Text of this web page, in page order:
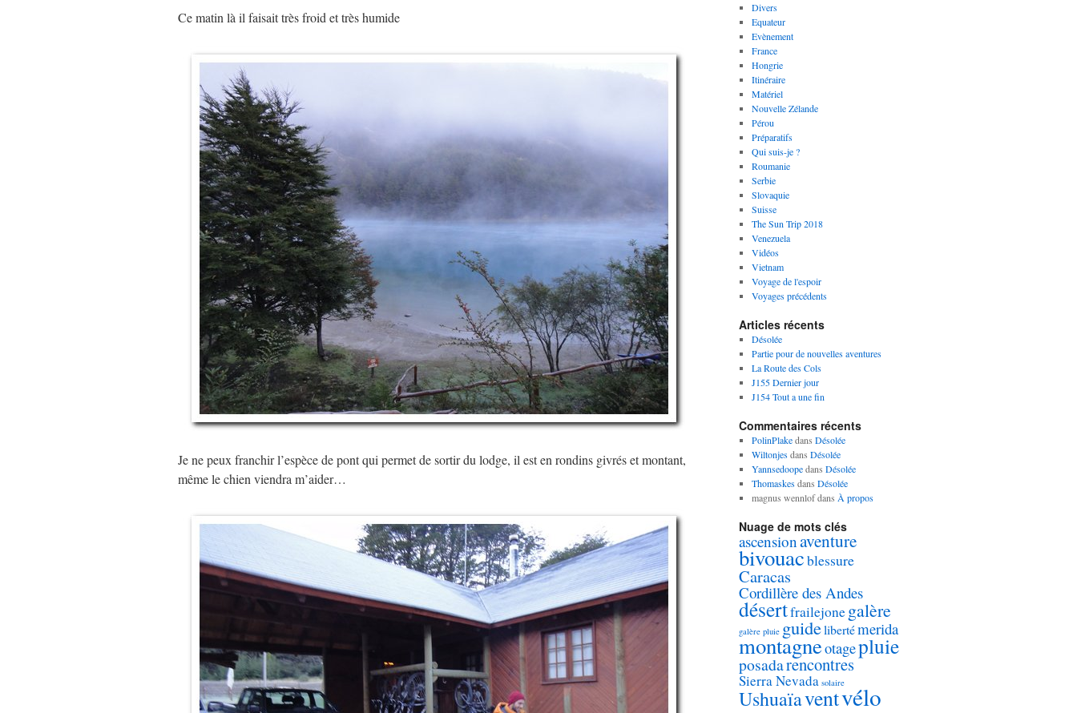
Ce matin là il faisait très froid et très humide
Je ne peux franchir l’espèce de pont qui permet de sortir du lodge, il est en rondins givrés et montant,
même le chien viendra m’aider…
Divers
Equateur
Evènement
France
Hongrie
Itinéraire
Matériel
Nouvelle Zélande
Pérou
Préparatifs
Qui suis-je ?
Roumanie
Serbie
Slovaquie
Suisse
The Sun Trip 2018
Venezuela
Vidéos
Vietnam
Voyage de l'espoir
Voyages précédents
Articles récents
Désolée
Partie pour de nouvelles aventures
La Route des Cols
J155 Dernier jour
J154 Tout a une fin
Commentaires récents
PolinPlakedans Désolée
Wiltonjesdans Désolée
Yannsedoopedans Désolée
Thomaskesdans Désolée
magnus wennlofdans À propos
Nuage de mots clés
ascensionaventure
bivouacblessure
Caracas
Cordillère des Andes
désertfrailejonegalère
galère pluie guidelibertémerida
montagneotagepluie
posadarencontres
Sierra Nevada solaire
Ushuaïaventvélo